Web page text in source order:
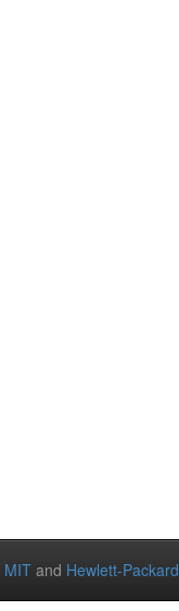
MIT and Hewlett-Packard